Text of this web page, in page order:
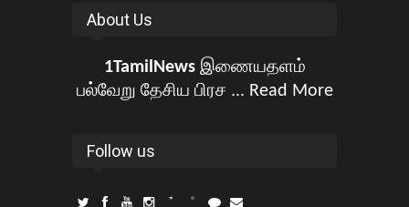
About Us
1TamilNewsஇணையதளம்
பல்வேறு தேசிய பிரச ... Read More
Follow us